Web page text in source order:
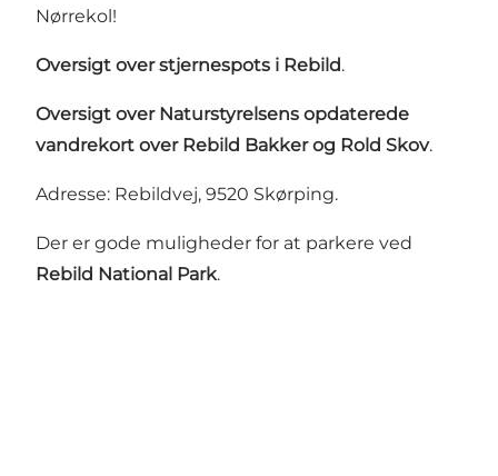
Nørrekol!
Oversigt over stjernespots i Rebild.
Oversigt over Naturstyrelsens opdaterede
vandrekort over Rebild Bakker og Rold Skov.
Adresse: Rebildvej, 9520 Skørping.
Der er gode muligheder for at parkere ved
Rebild National Park.